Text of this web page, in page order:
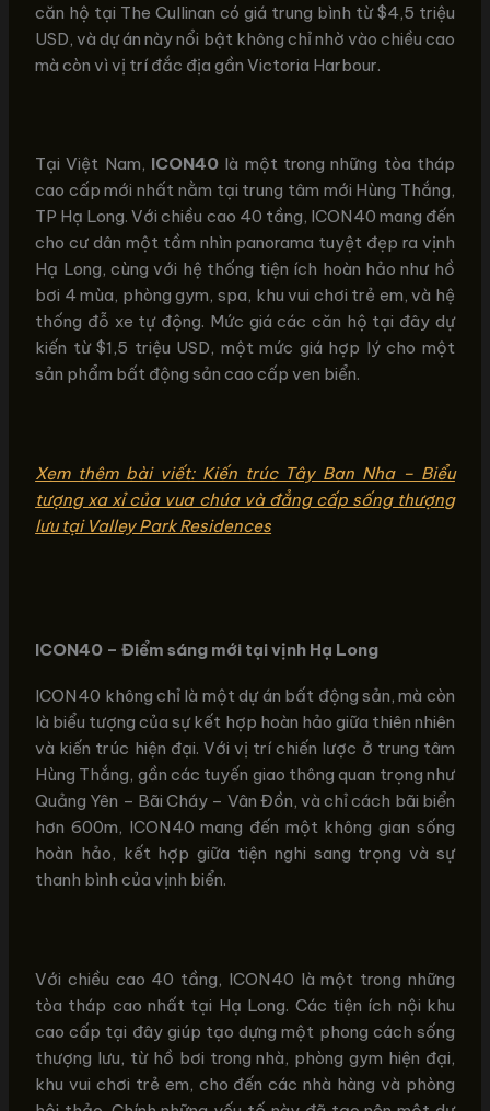
căn hộ tại The Cullinan có giá trung bình từ $4,5 triệu
USD, và dự án này nổi bật không chỉ nhờ vào chiều cao
mà còn vì vị trí đắc địa gần Victoria Harbour.
Tại Việt Nam, ICON40 là một trong những tòa tháp
cao cấp mới nhất nằm tại trung tâm mới Hùng Thắng,
TP Hạ Long. Với chiều cao 40 tầng, ICON40 mang đến
cho cư dân một tầm nhìn panorama tuyệt đẹp ra vịnh
Hạ Long, cùng với hệ thống tiện ích hoàn hảo như hồ
bơi 4 mùa, phòng gym, spa, khu vui chơi trẻ em, và hệ
thống đỗ xe tự động. Mức giá các căn hộ tại đây dự
kiến từ $1,5 triệu USD, một mức giá hợp lý cho một
sản phẩm bất động sản cao cấp ven biển.
Xem thêm bài viết: Kiến trúc Tây Ban Nha – Biểu
tượng xa xỉ của vua chúa và đẳng cấp sống thượng
lưu tại Valley Park Residences
ICON40 – Điểm sáng mới tại vịnh Hạ Long
ICON40 không chỉ là một dự án bất động sản, mà còn
là biểu tượng của sự kết hợp hoàn hảo giữa thiên nhiên
và kiến trúc hiện đại. Với vị trí chiến lược ở trung tâm
Hùng Thắng, gần các tuyến giao thông quan trọng như
Quảng Yên – Bãi Cháy – Vân Đồn, và chỉ cách bãi biển
hơn 600m, ICON40 mang đến một không gian sống
hoàn hảo, kết hợp giữa tiện nghi sang trọng và sự
thanh bình của vịnh biển.
Với chiều cao 40 tầng, ICON40 là một trong những
tòa tháp cao nhất tại Hạ Long. Các tiện ích nội khu
cao cấp tại đây giúp tạo dựng một phong cách sống
thượng lưu, từ hồ bơi trong nhà, phòng gym hiện đại,
khu vui chơi trẻ em, cho đến các nhà hàng và phòng